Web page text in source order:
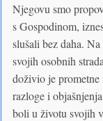
Njegovu smo
s Gospodinom,
slušali bez daha.
svojih osobnih
doživio je
razloge i
boli u životu svojih